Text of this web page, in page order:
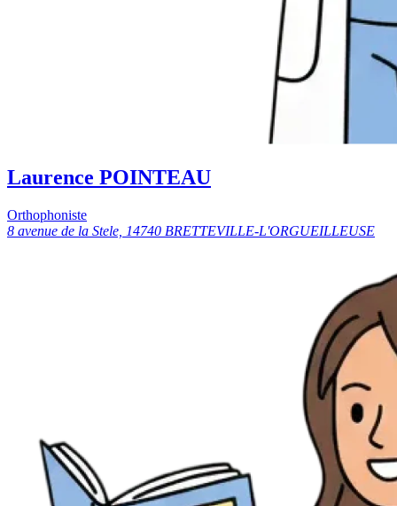
Laurence POINTEAU
Orthophoniste
8 avenue de la Stele, 14740 BRETTEVILLE-L'ORGUEILLEUSE